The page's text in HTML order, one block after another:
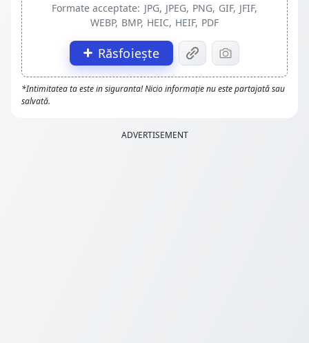
Formate acceptate: JPG, JPEG, PNG, GIF, JFIF,
WEBP, BMP, HEIC, HEIF, PDF
Răsfoiește
*Intimitatea ta este in siguranta! Nicio informație nu este partajată sau
salvată.
ADVERTISEMENT